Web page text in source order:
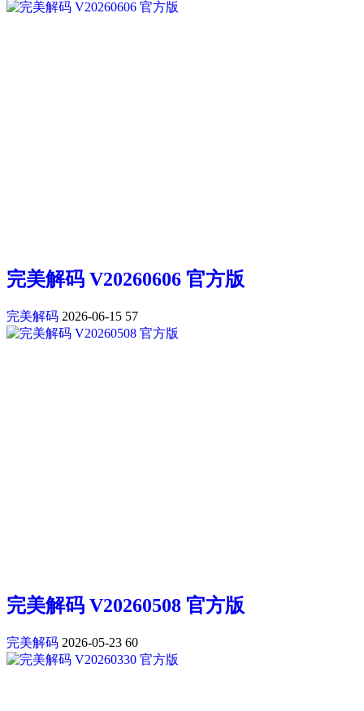
完美解码 V20260606 官方版
完美解码 2026-06-15 57
完美解码 V20260508 官方版
完美解码 2026-05-23 60